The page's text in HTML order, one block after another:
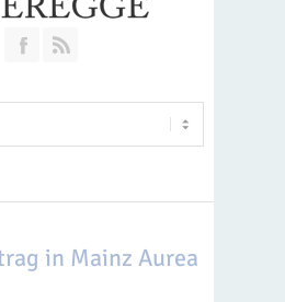
Join our Facebook Group
in Mainz Aurea